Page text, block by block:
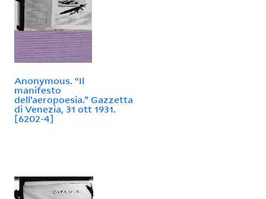
Anonymous. “Il
manifesto
dell’aeropoesia.” Gazzetta
di Venezia, 31 ott 1931.
[6202-4]